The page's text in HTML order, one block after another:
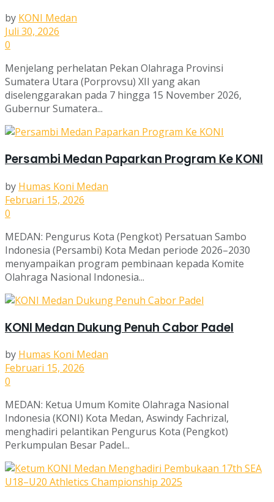
by KONI Medan
Juli 30, 2026
0
Menjelang perhelatan Pekan Olahraga Provinsi
Sumatera Utara (Porprovsu) XII yang akan
diselenggarakan pada 7 hingga 15 November 2026,
Gubernur Sumatera...
Persambi Medan Paparkan Program Ke KONI
by Humas Koni Medan
Februari 15, 2026
0
MEDAN: Pengurus Kota (Pengkot) Persatuan Sambo
Indonesia (Persambi) Kota Medan periode 2026–2030
menyampaikan program pembinaan kepada Komite
Olahraga Nasional Indonesia...
KONI Medan Dukung Penuh Cabor Padel
by Humas Koni Medan
Februari 15, 2026
0
MEDAN: Ketua Umum Komite Olahraga Nasional
Indonesia (KONI) Kota Medan, Aswindy Fachrizal,
menghadiri pelantikan Pengurus Kota (Pengkot)
Perkumpulan Besar Padel...